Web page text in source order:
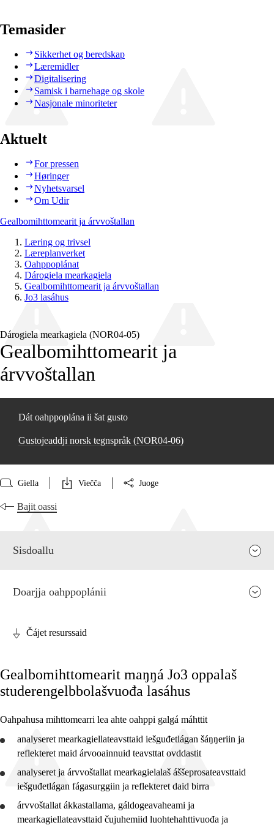
Temasider
Sikkerhet og beredskap
Læremidler
Digitalisering
Samisk i barnehage og skole
Nasjonale minoriteter
Aktuelt
For pressen
Høringer
Nyhetsvarsel
Om Udir
Gealbomihttomearit ja árvvoštallan
Læring og trivsel
Læreplanverket
Oahppoplánat
Dárogiela mearkagiela
Gealbomihttomearit ja árvvoštallan
Jo3 lasáhus
Dárogiela mearkagiela (NOR04‑05)
Gealbomihttomearit ja
árvvoštallan
Dát oahppoplána ii šat gusto
Gustojeaddji norsk tegnspråk (NOR04‑06)
Giella Viečča Juoge
Bajit oassi
Sisdoallu
Guovddášelemeanttat
Fágaidrasttideaddji fáttát
Vuođđogálggat
2. ceahkki
4. ceahkki
Doarjja oahppoplánii
Čájet resurssaid
Gealbomihttomearit maŋŋá Jo3 oppalaš
studerengelbbolašvuođa lasáhus
Oahpahusa mihttomearri lea ahte oahppi galgá máhttit
analyseret mearkagiellateavsttaid iešguđetlágan šáŋŋeriin ja
reflekteret maid árvooainnuid teavsttat ovddastit
analyseret ja árvvoštallat mearkagielalaš áššeprosateavsttaid
iešguđetlágan fágasurggiin ja reflekteretdaid birra
árvvoštallat ákkastallama, gáldogeavaheami ja
mearkagiellateavsttaid čujuhemiid luohtehahttivuođa ja